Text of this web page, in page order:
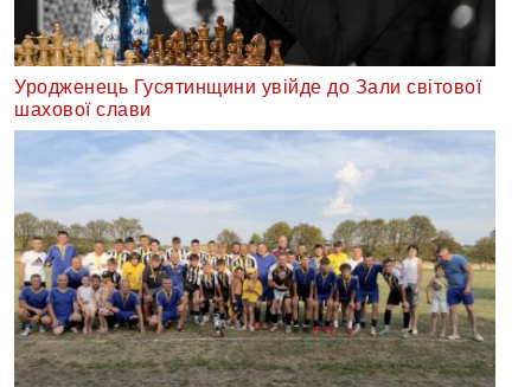
Уродженець Гусятинщини увійде до Зали світової
шахової слави